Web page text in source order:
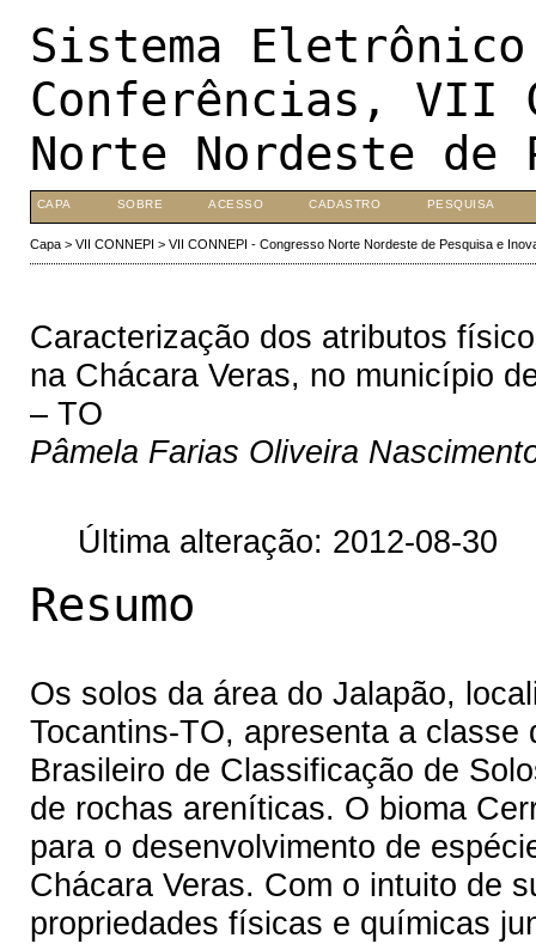
Sistema
Conferências, VII
Norte Nordeste de
CAPA SOBRE ACESSO CADASTRO PESQUISA
Capa> VII CONNEPI > VII CONNEPI - Congresso Norte Nordeste de Pesquisa e
Caracterização dos atributos
na Chácara Veras, no município
– TO
Pâmela Farias Oliveira
Última alteração: 2012-08-30
Resumo
Os solos da área do Jalapão,
Tocantins-TO, apresenta a
Brasileiro de Classificação de
de rochas areníticas. O bioma
para o desenvolvimento de
Chácara Veras. Com o intuito de
propriedades físicas e químicas